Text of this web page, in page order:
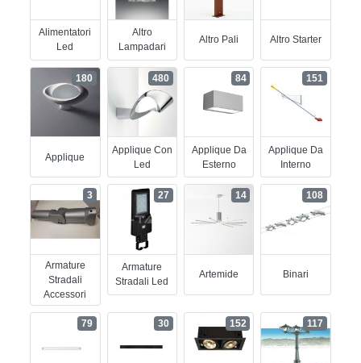
Alimentatori
Led
Altro
Lampadari
Altro Pali Altro Starter
Applique
180
Applique Con
Led
480
Applique Da
Esterno
84
Applique Da
Interno
151
Armature
Stradali
Accessori
3
Armature
Stradali Led
27
Artemide
14
Binari
108
79 30 152 117